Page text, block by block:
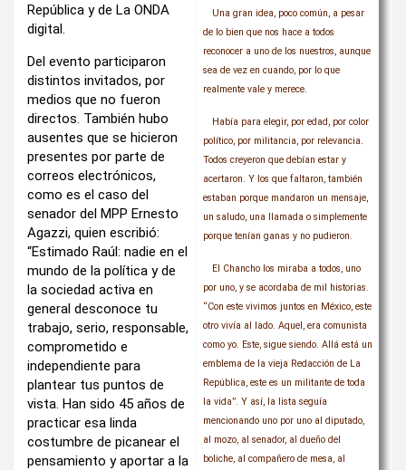
Una gran idea, poco común, a pesar
de lo bien que nos hace a todos
reconocer a uno de los nuestros, aunque
sea de vez en cuando, por lo que
realmente vale y merece.
Había para elegir, por edad, por color
político, por militancia, por relevancia.
Todos creyeron que debían estar y
acertaron. Y los que faltaron, también
estaban porque mandaron un mensaje,
un saludo, una llamada o simplemente
porque tenían ganas y no pudieron.
El Chancho los miraba a todos, uno
por uno, y se acordaba de mil historias.
“Con este vivimos juntos en México, este
otro vivía al lado. Aquel, era comunista
como yo. Este, sigue siendo. Allá está un
emblema de la vieja Redacción de La
República, este es un militante de toda
la vida”. Y así, la lista seguía
mencionando uno por uno al diputado,
al mozo, al senador, al dueño del
boliche, al compañero de mesa, al
República y de La ONDA
digital.
Del evento participaron
distintos invitados, por
medios que no fueron
directos. También hubo
ausentes que se hicieron
presentes por parte de
correos electrónicos,
como es el caso del
senador del MPP Ernesto
Agazzi, quien escribió:
“Estimado Raúl: nadie en el
mundo de la política y de
la sociedad activa en
general desconoce tu
trabajo, serio, responsable,
comprometido e
independiente para
plantear tus puntos de
vista. Han sido 45 años de
practicar esa linda
costumbre de picanear el
pensamiento y aportar a la